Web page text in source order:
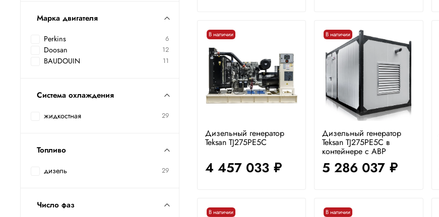
В наличии
Дизельный генератор
Teksan TJ275PE5C
4 457 033 руб.
В наличии
Дизельный генератор
Teksan TJ275PE5C в
контейнере с АВР
5 286 037 руб.
В наличии В наличии
Марка двигателя
Perkins 6
Doosan 12
BAUDOUIN 11
Система охлаждения
жидкостная 29
Топливо
дизель 29
Число фаз